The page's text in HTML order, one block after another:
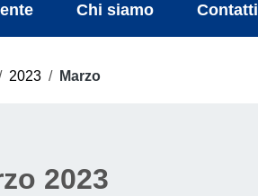
Chi siamo Contatti
2023 / Marzo
2023